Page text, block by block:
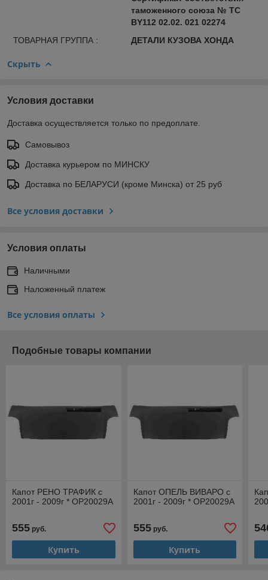
таможенного союза № ТС
BY112 02.02. 021 02274
ТОВАРНАЯ ГРУППА :
ДЕТАЛИ КУЗОВА ХОНДА
Скрыть
Условия доставки
Доставка осуществляется только по предоплате.
Самовывоз
Доставка курьером по МИНСКУ
Доставка по БЕЛАРУСИ (кроме Минска) от 25 руб
Все условия доставки
Условия оплаты
Наличными
Наложенный платеж
Все условия оплаты
Подобные товары компании
Капот РЕНО ТРАФИК с
2001г - 2009г * OP20029A
555 руб.
Купить
Капот ОПЕЛЬ ВИВАРО с
2001г - 2009г * OP20029A
555руб.
Купить